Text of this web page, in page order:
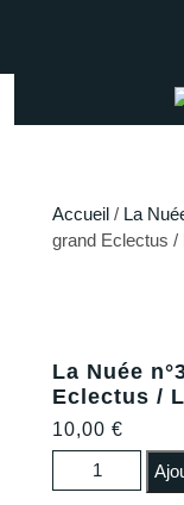
Accueil / La
grand Eclectus /
La Nuée
Eclectus /
10,00 €
quantité de La
Eclectus / Le